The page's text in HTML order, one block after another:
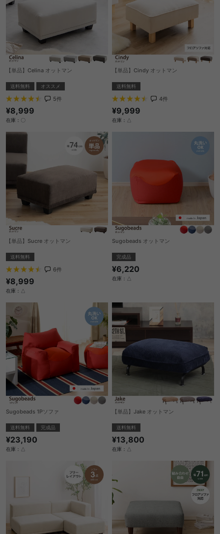
【単品】Celina オットマン
送料無料 オススメ
5件
¥8,999
在庫：〇
【単品】Cindy オットマン
送料無料
4件
¥9,999
在庫：△
【単品】Sucre オットマン
送料無料
6件
¥8,999
在庫：△
Sugobeads オットマン
完成品
¥6,220
在庫：△
Sugobeads 1Pソファ
送料無料 完成品
¥23,190
在庫：△
【単品】Jake オットマン
送料無料
¥13,800
在庫：△